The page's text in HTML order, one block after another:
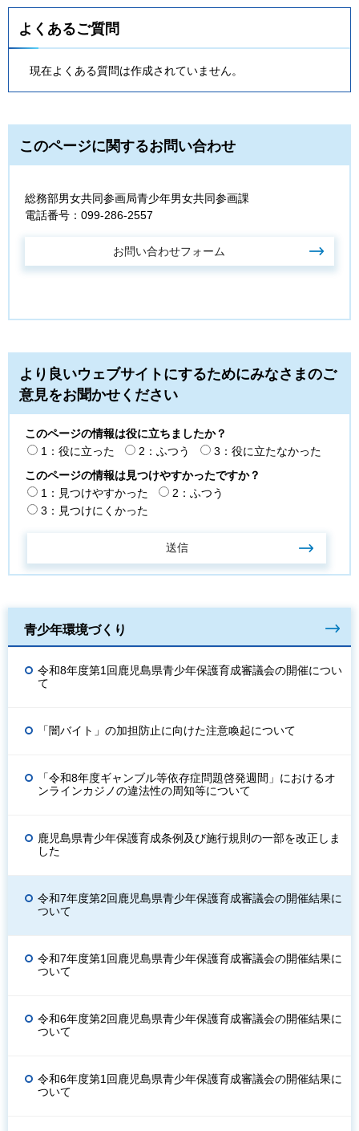
よくあるご質問
現在よくある質問は作成されていません。
このページに関するお問い合わせ
総務部男女共同参画局青少年男女共同参画課
電話番号：099-286-2557
より良いウェブサイトにするためにみなさまのご
意見をお聞かせください
このページの情報は役に立ちましたか？
1：役に立った
2：ふつう
3：役に立たなかった
このページの情報は見つけやすかったですか？
1：見つけやすかった
2：ふつう
3：見つけにくかった
青少年環境づくり
令和8年度第1回鹿児島県青少年保護育成審議会の開催につい
て
「闇バイト」の加担防止に向けた注意喚起について
「令和8年度ギャンブル等依存症問題啓発週間」におけるオ
ンラインカジノの違法性の周知等について
鹿児島県青少年保護育成条例及び施行規則の一部を改正しま
した
令和7年度第2回鹿児島県青少年保護育成審議会の開催結果に
ついて
令和7年度第1回鹿児島県青少年保護育成審議会の開催結果に
ついて
令和6年度第2回鹿児島県青少年保護育成審議会の開催結果に
ついて
令和6年度第1回鹿児島県青少年保護育成審議会の開催結果に
ついて